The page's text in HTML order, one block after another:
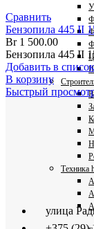
Техника
Сравнить
Бензопила 445 II
Br1 500.00
Бензопила 445 II
Добавить в
В корзину
Быстрый
улица